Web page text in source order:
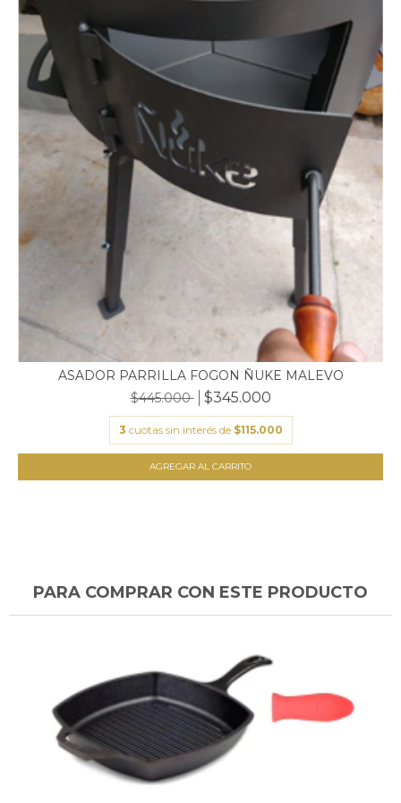
ASADOR PARRILLA FOGON ÑUKE MALEVO
$445.000
$345.000
3 cuotas sin interés de $115.000
AGREGAR AL CARRITO
PARA COMPRAR CON ESTE PRODUCTO